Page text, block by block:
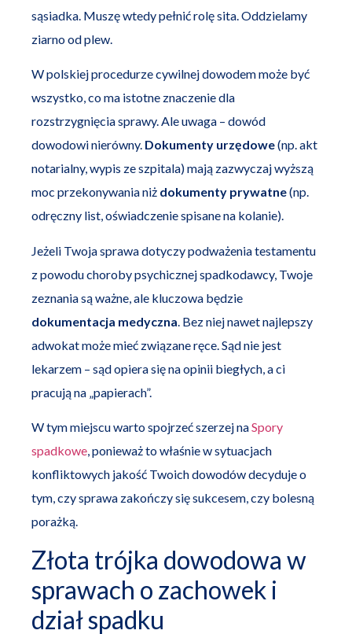
sąsiadka. Muszę wtedy pełnić rolę sita. Oddzielamy
ziarno od plew.
W polskiej procedurze cywilnej dowodem może być
wszystko, co ma istotne znaczenie dla
rozstrzygnięcia sprawy. Ale uwaga – dowód
dowodowi nierówny. Dokumenty urzędowe(np. akt
notarialny, wypis ze szpitala) mają zazwyczaj wyższą
moc przekonywania niż dokumenty prywatne(np.
odręczny list, oświadczenie spisane na kolanie).
Jeżeli Twoja sprawa dotyczy podważenia testamentu
z powodu choroby psychicznej spadkodawcy, Twoje
zeznania są ważne, ale kluczowa będzie
dokumentacja medyczna . Bez niej nawet najlepszy
adwokat może mieć związane ręce. Sąd nie jest
lekarzem – sąd opiera się na opinii biegłych, a ci
pracują na „papierach”.
W tym miejscu warto spojrzeć szerzej naSpory
spadkowe, ponieważ to właśnie w sytuacjach
konfliktowych jakość Twoich dowodów decyduje o
tym, czy sprawa zakończy się sukcesem, czy bolesną
porażką.
Złota trójka dowodowa w
sprawach o zachowek i
dział spadku